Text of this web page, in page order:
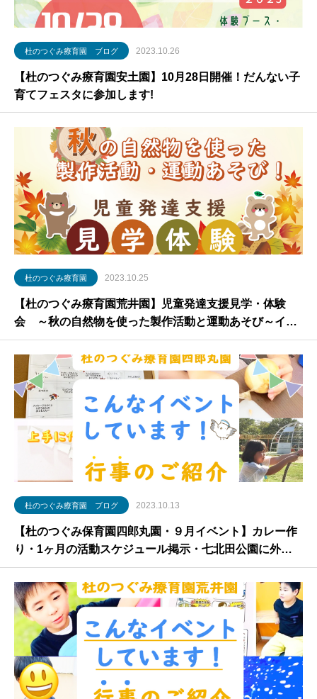
杜のつぐみ療育園 ブログ 2023.10.26
【杜のつぐみ療育園安土園】10月28日開催！だんない子
育てフェスタに参加します!
杜のつぐみ療育園 2023.10.25
【杜のつぐみ療育園荒井園】児童発達支援見学・体験
会 ～秋の自然物を使った製作活動と運動あそび～イベ
ントお申し込みフォーム
杜のつぐみ療育園 ブログ 2023.10.13
【杜のつぐみ保育園四郎丸園・９月イベント】カレー作
り・1ヶ月の活動スケジュール掲示・七北田公園に外
出・ピタゴラスイッチ遊びなど！行事のご紹介【放課後
等デイサービス・仙台市】